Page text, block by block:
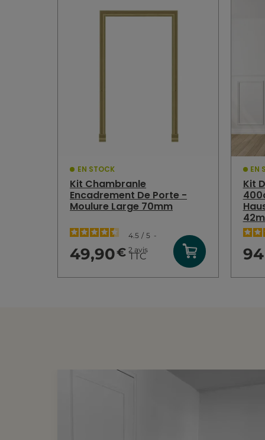
EN STOCK
Kit Chambranle
Encadrement De Porte -
Moulure Large 70mm
4.5 / 5 -
2avis
49,90€ TTC
EN
Kit